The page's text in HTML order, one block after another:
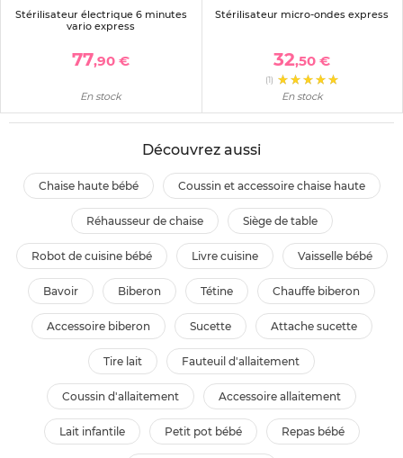
Stérilisateur électrique 6 minutes
vario express
77,90 €
En stock
Stérilisateur micro-ondes express
32,50 €
(1)
En stock
Découvrez aussi
chaise haute bébé coussin et accessoire chaise haute
réhausseur de chaise siège de table
robot de cuisine bébé livre cuisine vaisselle bébé
bavoir biberon tétine chauffe biberon
accessoire biberon sucette attache sucette
tire lait fauteuil d'allaitement
coussin d'allaitement accessoire allaitement
lait infantile petit pot bébé repas bébé